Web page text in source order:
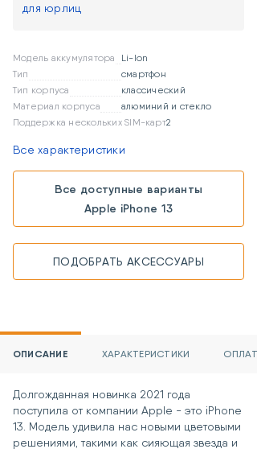
для юрлиц
Модель аккумулятора
Li-Ion
Тип
смартфон
Тип корпуса
классический
Материал корпуса
алюминий и стекло
Поддержка нескольких SIM-карт2
Все характеристики
Все доступные варианты
Apple iPhone 13
ПОДОБРАТЬ АКСЕССУАРЫ
ОПИСАНИЕ ХАРАКТЕРИСТИКИ
Долгожданная новинка 2021 года
поступила от компании Apple - это iPhone
13. Модель удивила нас новыми цветовыми
решениями, такими как сияющая звезда и